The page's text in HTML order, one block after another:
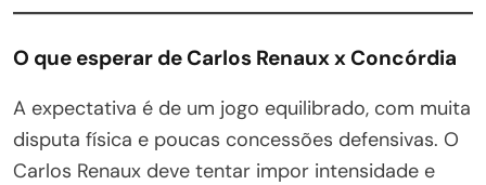
O que esperar de Carlos Renaux x Concórdia
A expectativa é de um jogo equilibrado, com muita
disputa física e poucas concessões defensivas. O
Carlos Renaux deve tentar impor intensidade e